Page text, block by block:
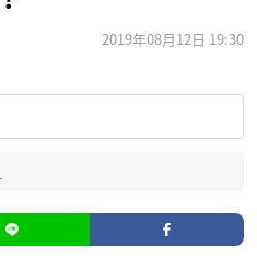
2019年08月12日 19:30